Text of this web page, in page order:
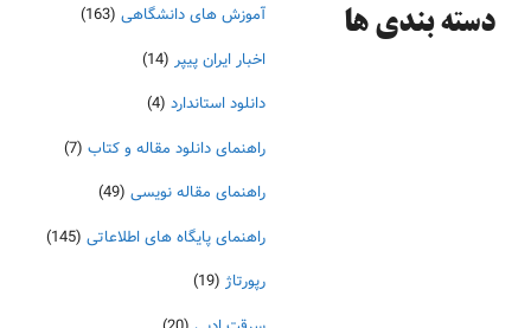
دسته‌ بندی ها آموزش های دانشگاهی (163)
اخبار ایران پیپر (14)
دانلود استاندارد (4)
راهنمای دانلود مقاله و کتاب (7)
راهنمای مقاله نویسی (49)
راهنمای پایگاه های اطلاعاتی (145)
رپورتاژ (19)